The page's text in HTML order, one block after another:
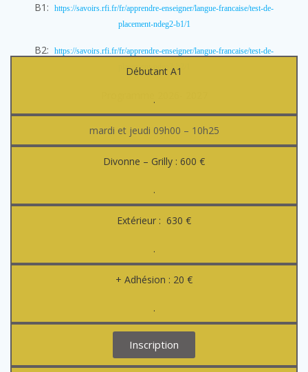
B1:
https://savoirs.rfi.fr/fr/apprendre-enseigner/langue-francaise/test-de-
placement-ndeg2-b1/1
B2:
https://savoirs.rfi.fr/fr/apprendre-enseigner/langue-francaise/test-de-
placement-ndeg2-b2/1
Débutant A1
.
mardi et jeudi 09h00 – 10h25
Divonne – Grilly : 600 €
.
Extérieur : 630 €
.
+ Adhésion : 20 €
.
Inscription